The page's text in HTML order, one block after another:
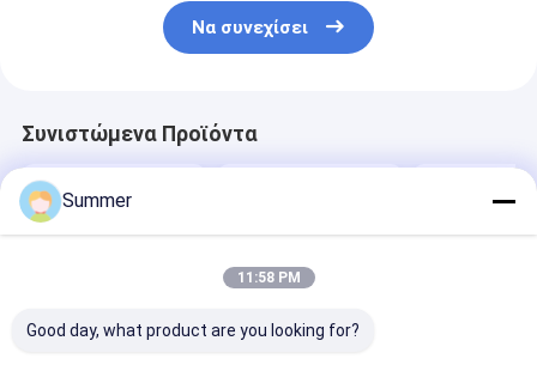
Να συνεχίσει
Συνιστώμενα Προϊόντα
Summer
11:58 PM
Good day, what product are you looking for?